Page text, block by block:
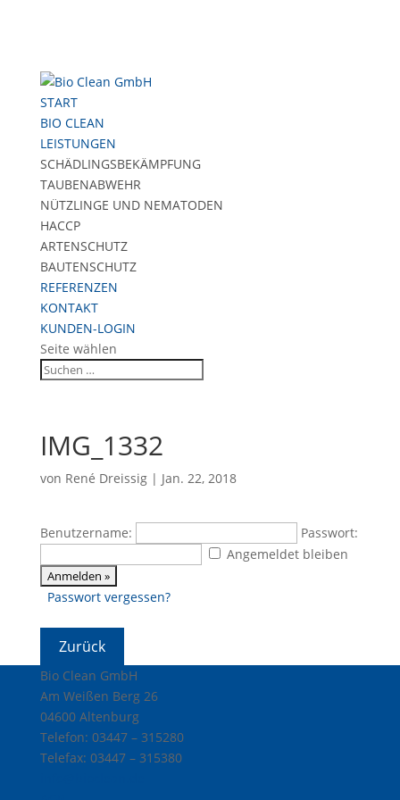
START
BIO CLEAN
LEISTUNGEN
SCHÄDLINGSBEKÄMPFUNG
TAUBENABWEHR
NÜTZLINGE UND NEMATODEN
HACCP
ARTENSCHUTZ
BAUTENSCHUTZ
REFERENZEN
KONTAKT
KUNDEN-LOGIN
Seite wählen
IMG_1332
von René Dreissig| Jan. 22, 2018
Benutzername:
Passwort:
Angemeldet bleiben
Passwort vergessen?
Bio Clean GmbH
Am Weißen Berg 26
04600 Altenburg
Telefon: 03447 – 315280
Telefax: 03447 – 315380